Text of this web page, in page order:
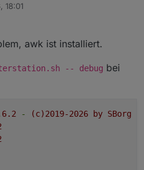
./wetterstation.sh --debug
18:01
awk ist installiert.
-- debug bei
- (c)2019-2026 by SBorg